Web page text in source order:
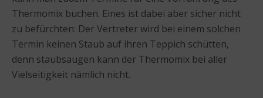
Thermomix buchen. Eines ist dabei aber sicher nicht
zu befürchten: Der Vertreter wird bei einem solchen
Termin keinen Staub auf ihren Teppich schütten,
denn staubsaugen kann der Thermomix bei aller
Vielseitigkeit nämlich nicht.